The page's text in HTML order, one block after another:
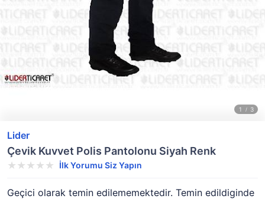
Lider
Çevik Kuvvet Polis Pantolonu Siyah Renk
İlk Yorumu Siz Yapın
Geçici olarak temin edilememektedir. Temin edildiginde